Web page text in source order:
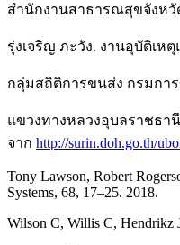
สำนักงานสาธารณสุขจังหวั
รุ่งเจริญ ภะวัง. งานอุบัติเห
กลุ่มสถิติการขนส่ง กรมการ
แขวงทางหลวงอุบลราชธานี
จาก http://surin.doh.go.th/
Tony Lawson, Robert
Systems, 68, 17–25. 2018.
Wilson C, Willis C, Hendrikz